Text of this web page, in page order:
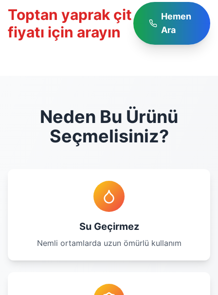
Toptan yaprak çit
fiyatı için arayın
Hemen
Ara
Neden Bu Ürünü
Seçmelisiniz?
Su Geçirmez
Nemli ortamlarda uzun ömürlü kullanım